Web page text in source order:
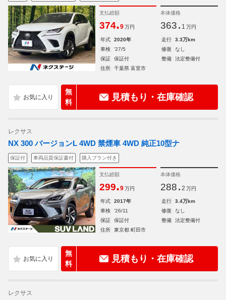
支払総額
374.9 万円
本体価格
363. 1 万円
年式 2020年 走行
3.3万km
車検
'27/5 修復
なし
保証
保証付 整備
法定整備付
住所
千葉県 富里市
無
料
見積もり・在庫確認
レクサス
NX 300 バージョンL 4WD 禁煙車 4WD 純正10型ナ
保証付 車両品質保証書付 購入プラン付き
支払総額
299.9 万円
本体価格
288. 2 万円
年式 2017年 走行
3.4万km
車検
'26/11 修復
なし
保証
保証付 整備
法定整備付
住所
東京都 町田市
無
料
見積もり・在庫確認
レクサス